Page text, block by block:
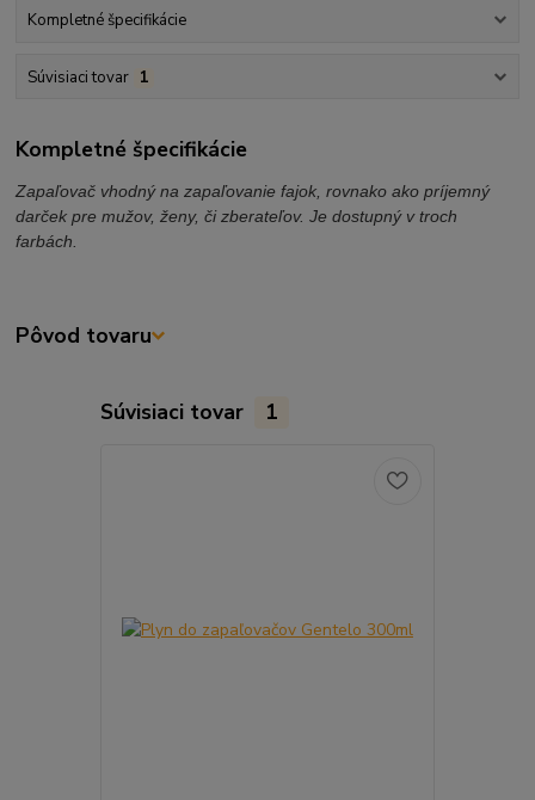
Kompletné špecifikácie
Súvisiaci tovar 1
Kompletné špecifikácie
Zapaľovač vhodný na zapaľovanie fajok, rovnako ako príjemný
darček pre mužov, ženy, či zberateľov. Je dostupný v troch
farbách.
Pôvod tovaru
Súvisiaci tovar 1